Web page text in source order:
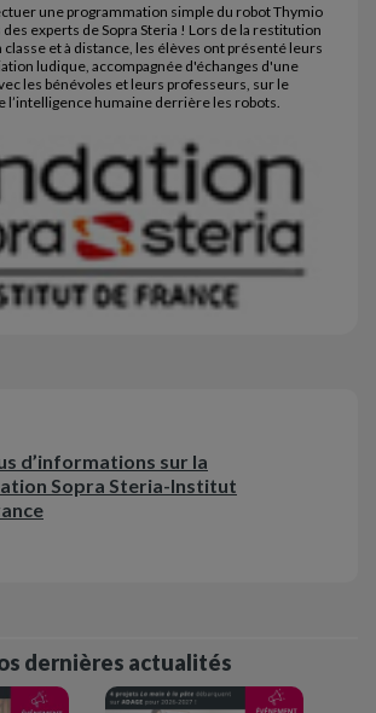
une programmation simple du robot Thymio
experts de Sopra Steria ! Lors de la restitution
classe et à distance, les élèves ont présenté leurs
ludique, accompagnée d'échanges d'une
les bénévoles et leurs professeurs, sur le
l’intelligence humaine derrière les robots.
d’informations sur la
Sopra Steria-Institut
dernières actualités